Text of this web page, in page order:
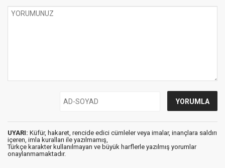
UYARI: Küfür, hakaret, rencide edici cümleler veya imalar, inançlara saldırı
içeren, imla kuralları ile yazılmamış,
Türkçe karakter kullanılmayan ve büyük harflerle yazılmış yorumlar
onaylanmamaktadır.